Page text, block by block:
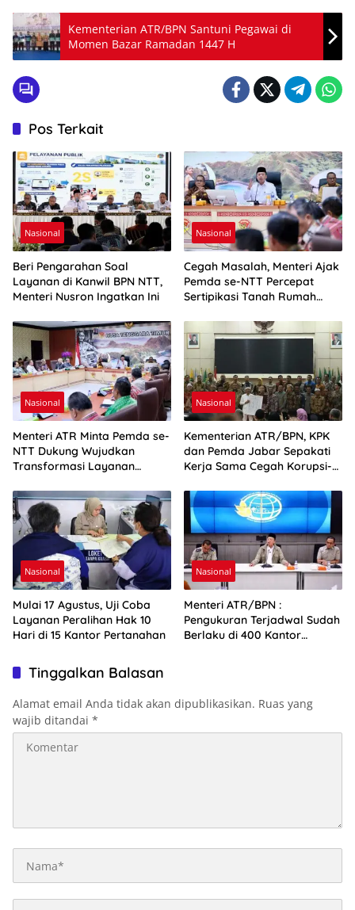
Kementerian ATR/BPN Santuni Pegawai di
Momen Bazar Ramadan 1447 H
Pos Terkait
Nasional
Beri Pengarahan Soal
Layanan di Kanwil BPN NTT,
Menteri Nusron Ingatkan Ini
Nasional
Cegah Masalah, Menteri Ajak
Pemda se-NTT Percepat
Sertipikasi Tanah Rumah
Nasional
Menteri ATR Minta Pemda se-
NTT Dukung Wujudkan
Transformasi Layanan
Nasional
Kementerian ATR/BPN, KPK
dan Pemda Jabar Sepakati
Kerja Sama Cegah Korupsi-
Nasional
Mulai 17 Agustus, Uji Coba
Layanan Peralihan Hak 10
Hari di 15 Kantor Pertanahan
Nasional
Menteri ATR/BPN :
Pengukuran Terjadwal Sudah
Berlaku di 400 Kantor
Tinggalkan Balasan
Alamat email Anda tidak akan dipublikasikan. Ruas yang
wajib ditandai *